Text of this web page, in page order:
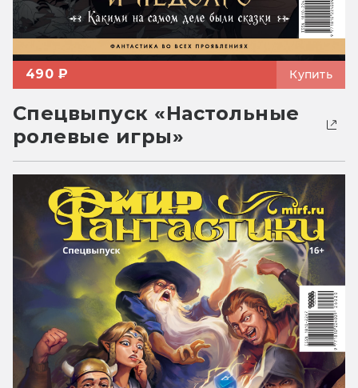
490 ₽ Купить
Спецвыпуск «Настольные
ролевые игры»